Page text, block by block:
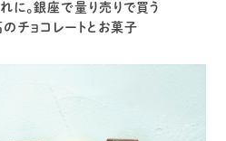
に。銀座で量り売りで買う
のチョコレートとお菓子